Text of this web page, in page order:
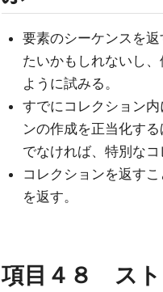
要素のシーケンスを
たいかもしれないし
ように試みる。
すでにコレクション
ンの作成を正当化す
でなければ、特別なコ
コレクションを返す
を返す。
項目４８ スト